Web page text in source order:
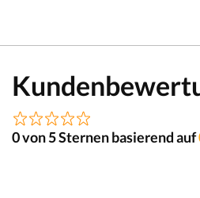
0 von 5 Sternen basierend auf